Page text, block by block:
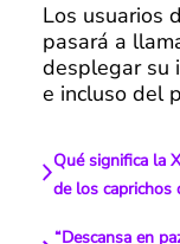
Los usuarios
pasará a
desplegar su
e incluso del
Qué significa la
de los caprichos
“Descansa en